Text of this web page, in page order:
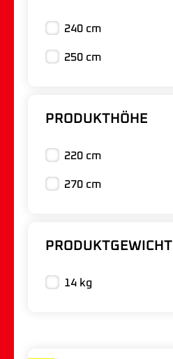
240 cm
250 cm
PRODUKTHÖHE
220 cm
270 cm
PRODUKTGEWICHT
14 kg